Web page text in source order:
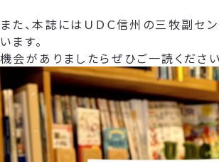
また、本誌にはＵＤＣ信州の三牧副セ
います。
機会がありましたらぜひご一読ください